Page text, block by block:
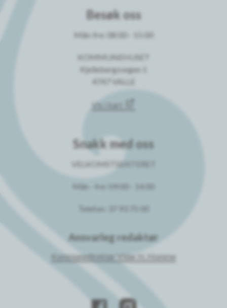
Besøk oss
Mån-fre: 08:00 - 15:00
KOMMUNEHUSET
Kjellebergsvegen 1
4747 VALLE
Vis i kart
Snakk med oss
VELKOMSTSENTERET
Mån - fre: 09:00 - 14.00
Telefon: 37 93 75 00
Ansvarleg redaktør
Kommunedirektør Vidar H. Homme